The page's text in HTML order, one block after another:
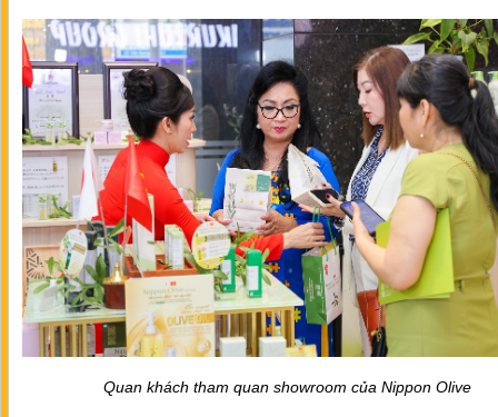
Quan khách tham quan showroom của Nippon Olive